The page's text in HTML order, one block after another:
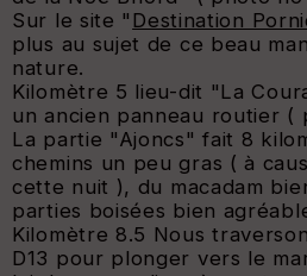
Sur le site " Destination
plus au sujet de ce beau
nature.
Kilomètre 5 lieu-dit "La
un ancien panneau routier (
La partie "Ajoncs" fait 8
chemins un peu gras ( à
cette nuit ), du macadam
parties boisées bien
Kilomètre 8.5 Nous
D13 pour plonger vers le